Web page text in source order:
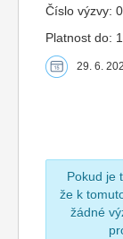
Číslo výzvy:
Platnost do:
29. 6.
Pokud je
že k
žádné